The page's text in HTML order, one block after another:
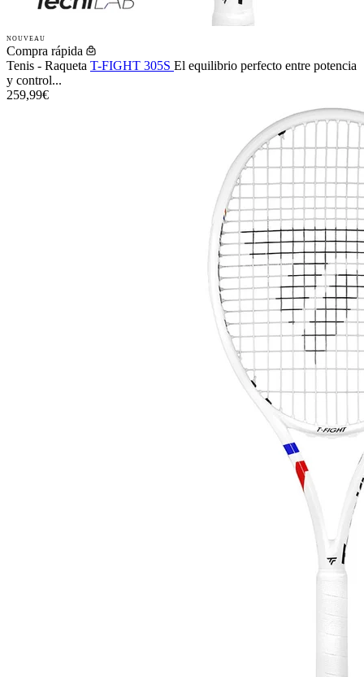
NOUVEAU
Compra rápida
Tenis - Raqueta T-FIGHT 305S El equilibrio perfecto entre potencia
y control...
259,99€